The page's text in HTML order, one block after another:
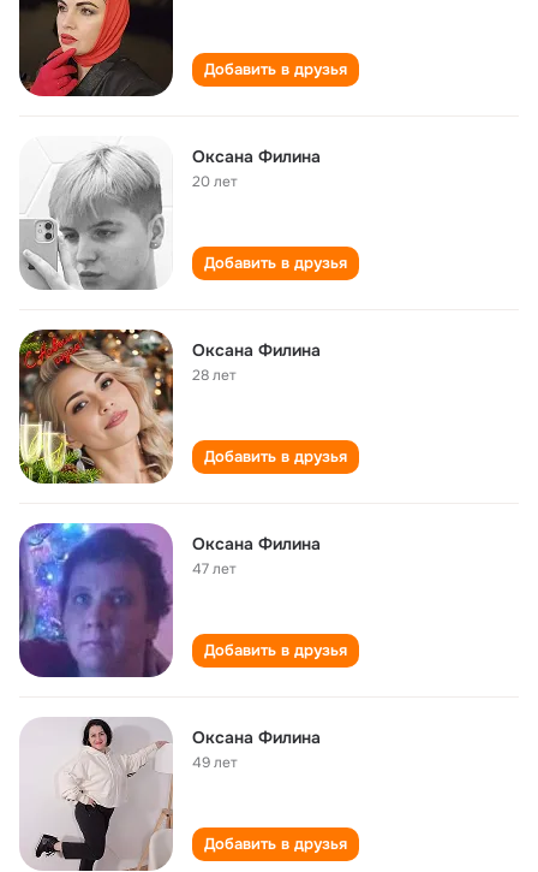
Добавить в друзья
Оксана Филина
20 лет
Добавить в друзья
Оксана Филина
28 лет
Добавить в друзья
Оксана Филина
47 лет
Добавить в друзья
Оксана Филина
49 лет
Добавить в друзья